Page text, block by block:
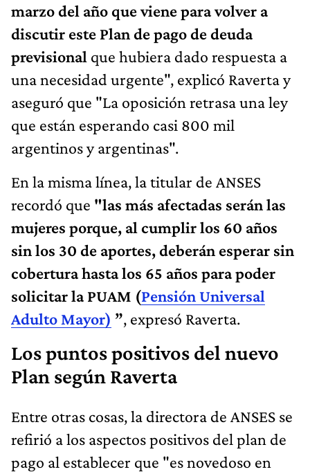
marzo del año que viene para volver a
discutir este Plan de pago de deuda
previsional que hubiera dado respuesta a
una necesidad urgente", explicó Raverta y
aseguró que "La oposición retrasa una ley
que están esperando casi 800 mil
argentinos y argentinas".
En la misma línea, la titular de ANSES
recordó que "las más afectadas serán las
mujeres porque, al cumplir los 60 años
sin los 30 de aportes, deberán esperar sin
cobertura hasta los 65 años para poder
solicitar la PUAM (Pensión Universal
Adulto Mayor) ”, expresó Raverta.
Los puntos positivos del nuevo
Plan según Raverta
Entre otras cosas, la directora de ANSES se
refirió a los aspectos positivos del plan de
pago al establecer que "es novedoso en